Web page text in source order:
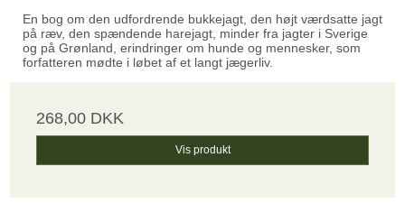
En bog om den udfordrende bukkejagt, den højt værdsatte jagt
på ræv, den spændende harejagt, minder fra jagter i Sverige
og på Grønland, erindringer om hunde og mennesker, som
forfatteren mødte i løbet af et langt jægerliv.
268,00 DKK
Vis produkt